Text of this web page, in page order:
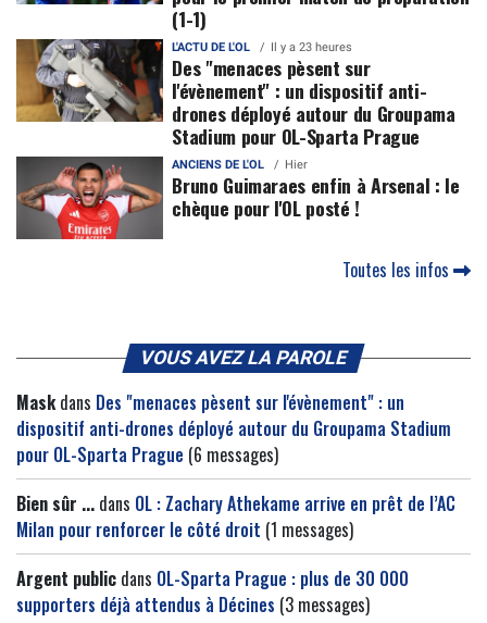
(1-1)
L'ACTU DE L'OL Il y a 23 heures
Des "menaces pèsent sur
l'évènement" : un dispositif anti-
drones déployé autour du Groupama
Stadium pour OL-Sparta Prague
ANCIENS DE L'OL Hier
Bruno Guimaraes enfin à Arsenal : le
chèque pour l'OL posté !
Toutes les infos
VOUS AVEZ LA PAROLE
Maskdans Des "menaces pèsent sur l'évènement" : un
dispositif anti-drones déployé autour du Groupama Stadium
pour OL-Sparta Prague (6 messages)
Bien sûr ... dans OL : Zachary Athekame arrive en prêt de l’AC
Milan pour renforcer le côté droit (1 messages)
Argent public dans OL-Sparta Prague : plus de 30 000
supporters déjà attendus à Décines (3 messages)